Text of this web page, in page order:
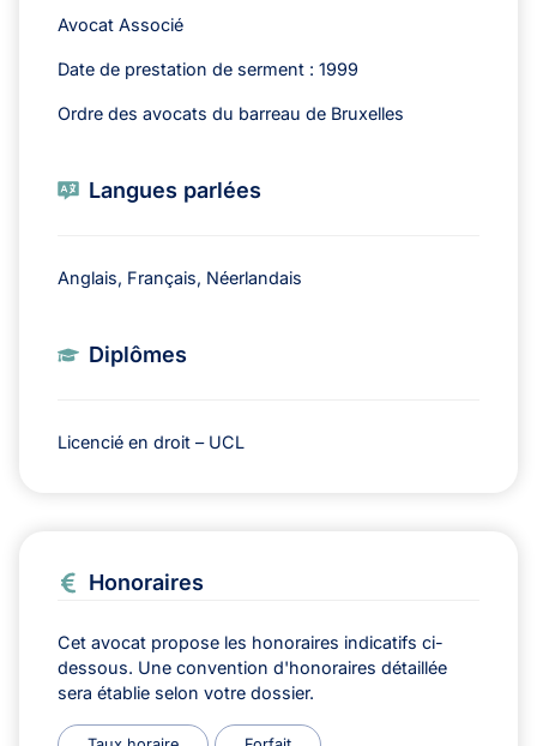
Avocat Associé
Date de prestation de serment : 1999
Ordre des avocats du barreau de Bruxelles
Langues parlées
Anglais, Français, Néerlandais
Diplômes
Licencié en droit – UCL
Honoraires
Cet avocat propose les honoraires indicatifs ci-
dessous. Une convention d'honoraires détaillée
sera établie selon votre dossier.